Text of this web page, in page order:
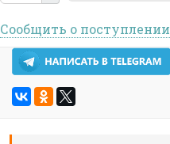
Сообщить о поступлении